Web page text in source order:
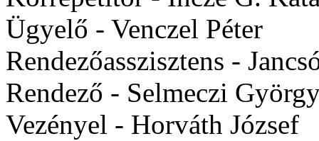
Ügyelő - Venczel Péter
Rendezőasszisztens -
Rendező - Selmeczi
Vezényel - Horváth József